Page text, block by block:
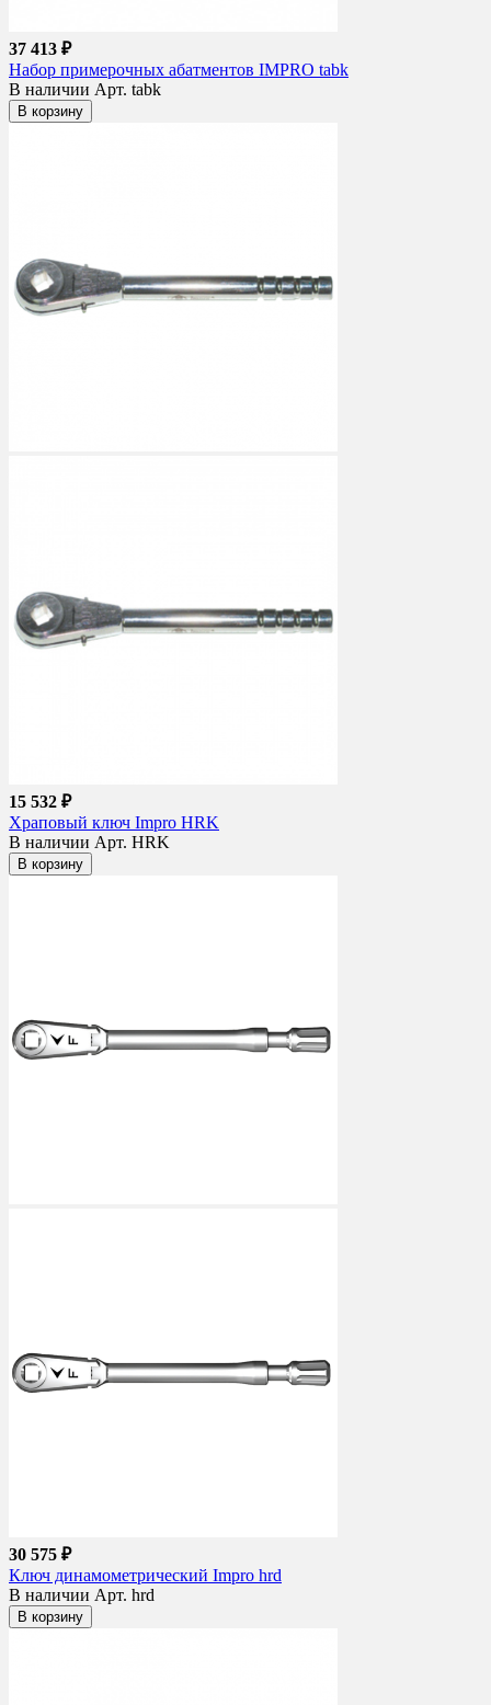
37 413 ₽
Набор примерочных абатментов IMPRO tabk
В наличии Арт. tabk
В корзину
15 532 ₽
Храповый ключ Impro HRK
В наличии Арт. HRK
В корзину
30 575 ₽
Ключ динамометрический Impro hrd
В наличии Арт. hrd
В корзину